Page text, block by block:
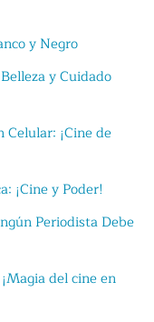
y Negro
y Cuidado
Celular: ¡Cine de
¡Cine y Poder!
Periodista Debe
del cine en